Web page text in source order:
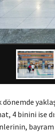
dönemde
4 binini ise